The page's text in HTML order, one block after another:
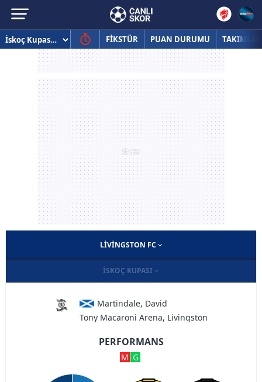
FİKSTÜR PUAN DURUMU TAKIMLAR
LIVINGSTON FC
İSKOÇ KUPASI
Martindale, David
Tony Macaroni Arena, Livingston
PERFORMANS
M G